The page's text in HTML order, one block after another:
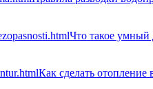
Что такое умный
Как сделать отопление